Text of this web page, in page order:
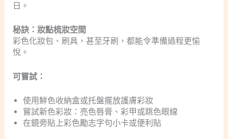
日。
秘訣：妝點梳妝空間
彩色化妝包、刷具，甚至牙刷，都能令準備過程更愉
悅。
可嘗試：
使用鮮色收納盒或托盤擺放護膚彩妝
嘗試新色彩妝：亮色唇膏、彩甲或跳色眼線
在鏡旁貼上彩色勵志字句小卡或便利貼